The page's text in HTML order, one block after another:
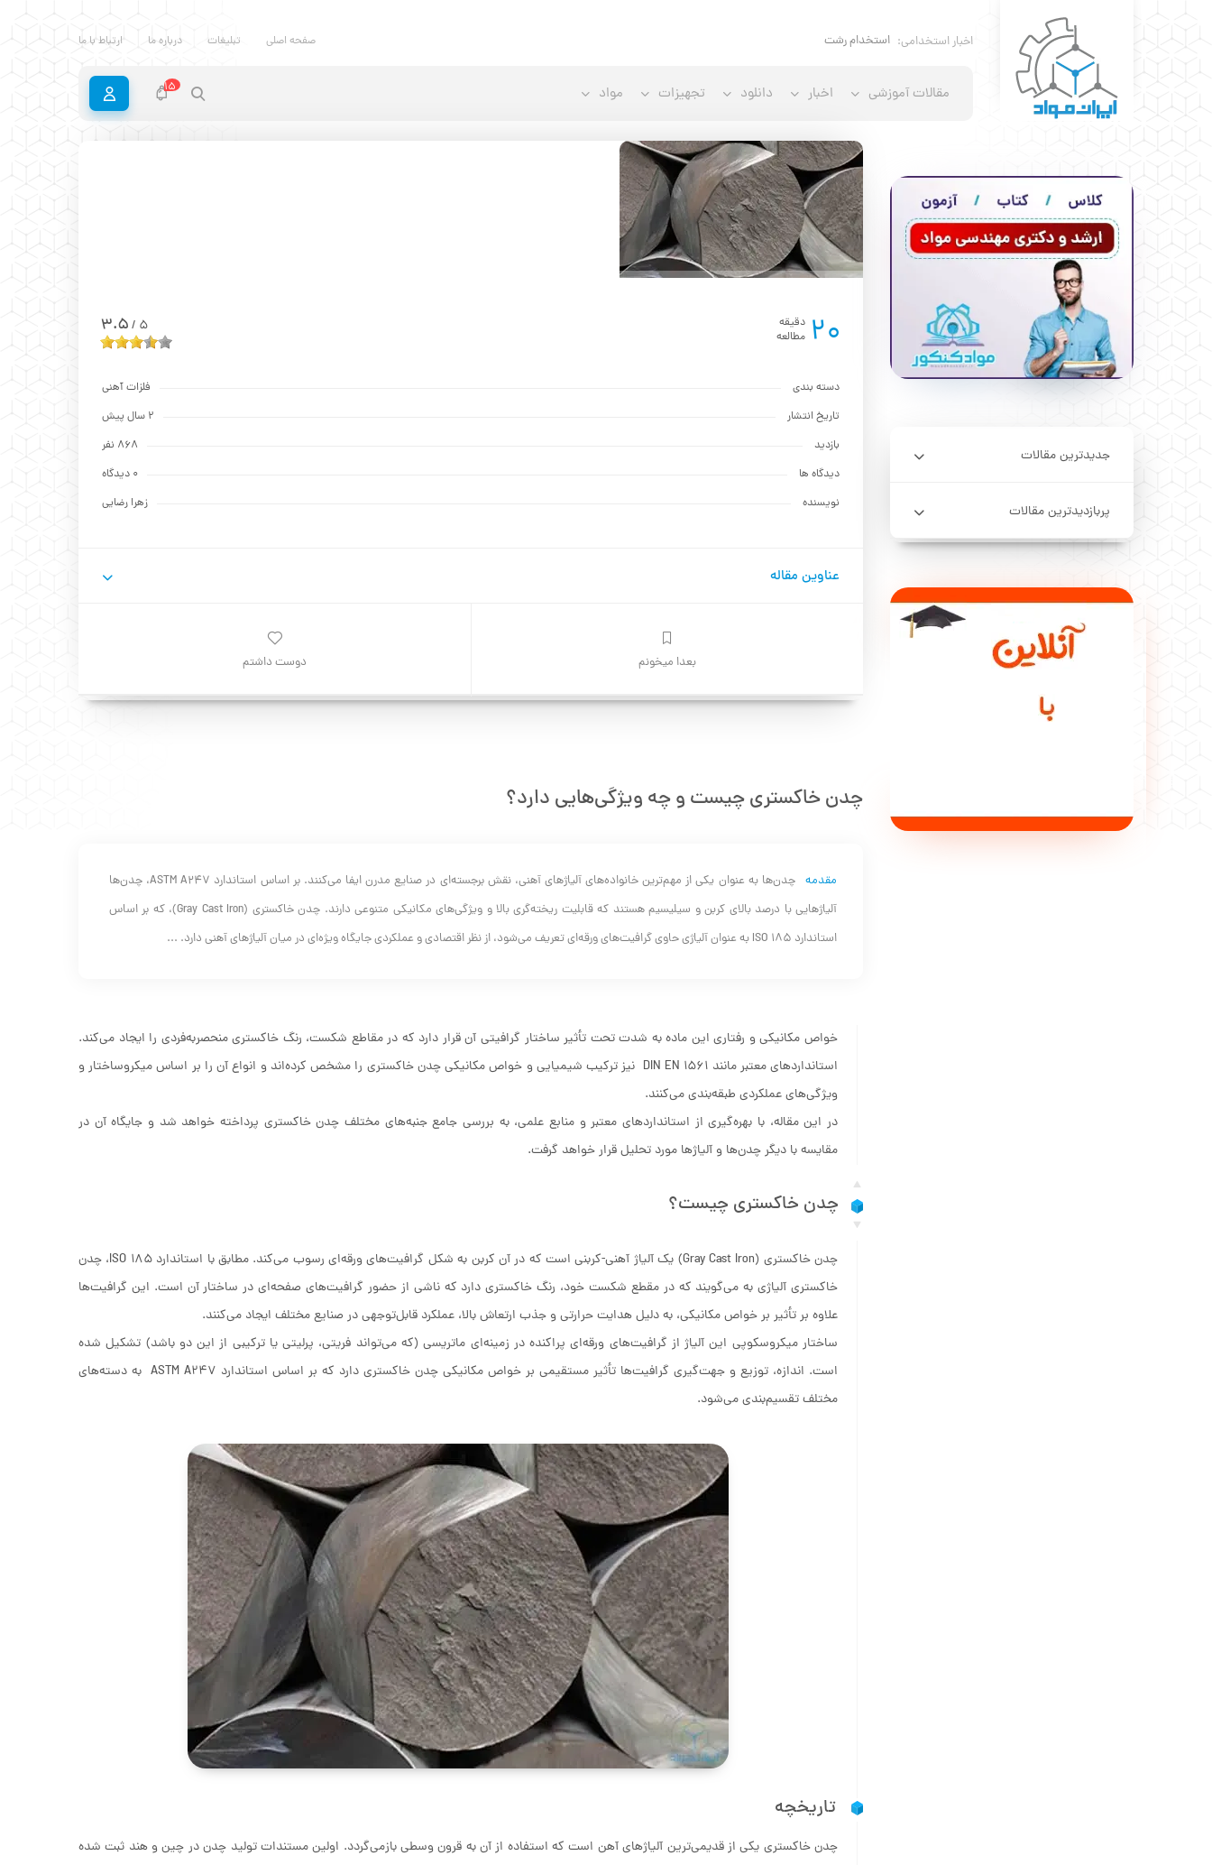
اخبار استخدامی: استخدام رشته ریخته گری صفحه اصلی تبلیغات درباره ما ارتباط با ما
مقالات آموزشی اخبار دانلود تجهیزات مواد 15
جدیدترین مقالات
پربازدیدترین مقالات
20 دقیقه
مطالعه
5
/
3.5
دسته بندی
فلزات آهنی
تاریخ انتشار
2 سال پیش
بازدید
868 نفر
دیدگاه ها
0 دیدگاه
نویسنده
زهرا رضایی
عناوین مقاله
بعدا میخونم دوست داشتم
چدن خاکستری چیست و چه ویژگی‌هایی دارد؟
مقدمه
چدن‌ها به عنوان یکی از مهم‌ترین خانواده‌های آلیاژهای آهنی، نقش برجسته‌ای در صنایع مدرن ایفا می‌کنند. بر اساس استاندارد ASTM A247، چدن‌ها
آلیاژهایی با درصد بالای کربن و سیلیسیم هستند که قابلیت ریخته‌گری بالا و ویژگی‌های مکانیکی متنوعی دارند. چدن خاکستری (Gray Cast Iron)، که بر اساس
استاندارد ISO 185 به عنوان آلیاژی حاوی گرافیت‌های ورقه‌ای تعریف می‌شود، از نظر اقتصادی و عملکردی جایگاه ویژه‌ای در میان آلیاژهای آهنی دارد. ...
خواص مکانیکی و رفتاری این ماده به شدت تحت تأثیر ساختار گرافیتی آن قرار دارد که در مقاطع شکست، رنگ خاکستری منحصربه‌فردی را ایجاد می‌کند.
استانداردهای معتبر مانند DIN EN 1561 نیز ترکیب شیمیایی و خواص مکانیکی چدن خاکستری را مشخص کرده‌اند و انواع آن را بر اساس میکروساختار و
ویژگی‌های عملکردی طبقه‌بندی می‌کنند.
در این مقاله، با بهره‌گیری از استانداردهای معتبر و منابع علمی، به بررسی جامع جنبه‌های مختلف چدن خاکستری پرداخته خواهد شد و جایگاه آن در
مقایسه با دیگر چدن‌ها و آلیاژها مورد تحلیل قرار خواهد گرفت.
چدن خاکستری چیست؟
چدن خاکستری (Gray Cast Iron) یک آلیاژ آهنی-کربنی است که در آن کربن به شکل گرافیت‌های ورقه‌ای رسوب می‌کند. مطابق با استاندارد ISO 185، چدن
خاکستری آلیاژی به می‌گویند که در مقطع شکست خود، رنگ خاکستری دارد که ناشی از حضور گرافیت‌های صفحه‌ای در ساختار آن است. این گرافیت‌ها
علاوه بر تأثیر بر خواص مکانیکی، به دلیل هدایت حرارتی و جذب ارتعاش بالا، عملکرد قابل‌توجهی در صنایع مختلف ایجاد می‌کنند.
ساختار میکروسکوپی این آلیاژ از گرافیت‌های ورقه‌ای پراکنده در زمینه‌ای ماتریسی (که می‌تواند فریتی، پرلیتی یا ترکیبی از این دو باشد) تشکیل شده
است. اندازه، توزیع و جهت‌گیری گرافیت‌ها تأثیر مستقیمی بر خواص مکانیکی چدن خاکستری دارد که بر اساس استاندارد ASTM A247 به دسته‌های
مختلف تقسیم‌بندی می‌شود.
تاریخچه
چدن خاکستری یکی از قدیمی‌ترین آلیاژهای آهن است که استفاده از آن به قرون وسطی بازمی‌گردد. اولین مستندات تولید چدن در چین و هند ثبت شده